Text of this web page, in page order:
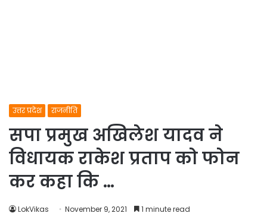
उत्तर प्रदेश राजनीति
सपा प्रमुख अखिलेश यादव ने
विधायक राकेश प्रताप को फोन
कर कहा कि …
LokVikas November 9, 2021 1 minute read